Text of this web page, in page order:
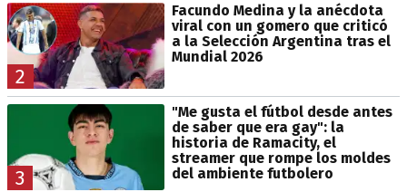
2
Facundo Medina y la anécdota
viral con un gomero que criticó
a la Selección Argentina tras el
Mundial 2026
3
"Me gusta el fútbol desde antes
de saber que era gay": la
historia de Ramacity, el
streamer que rompe los moldes
del ambiente futbolero